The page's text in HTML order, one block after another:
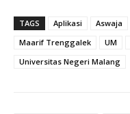
TAGS Aplikasi Aswaja
Maarif Trenggalek
UM
Universitas Negeri Malang